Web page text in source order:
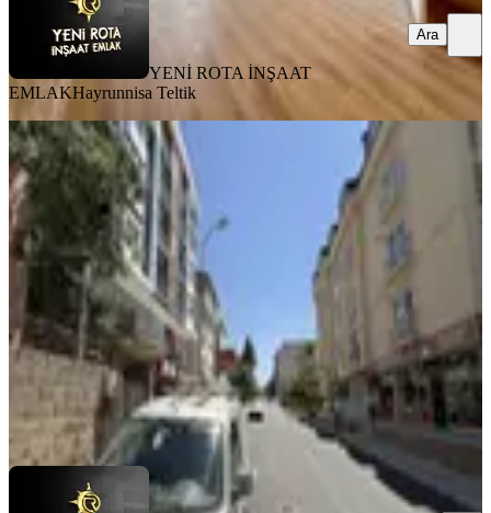
YENİ ROTA İNŞAAT
EMLAKHayrunnisa Teltik
Ara
MANZARALI
Yeni Rota'dan Egemenlik
Mahallesinde Kiralık 3+1 Müstakil Ev
Dulkadiroğlu, Egemenlik Mahallesi
3+1· 155 m² 31.07.2026
18.000 ₺
YENİ ROTA İNŞAAT EMLAKTaner B
Ara